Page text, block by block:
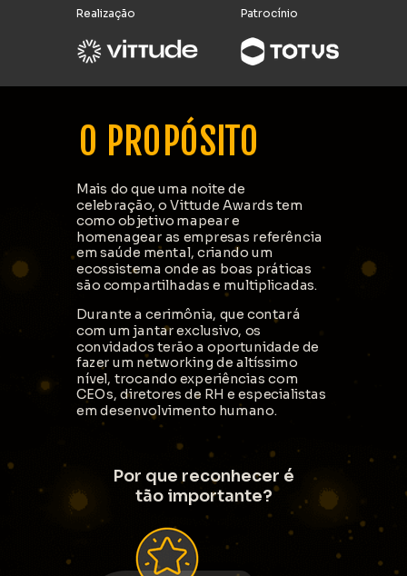
O PROPÓSITO
Mais do que uma noite de
celebração,o Vittude Awards tem
como objetivo mapear e
homenagear as empresas referência
em saúde mental, criando um
ecossistema onde as boas práticas
são compartilhadas e multiplicadas.
Durante a cerimônia, que contará
com um jantar exclusivo, os
convidados terão a oportunidade de
fazer um networking de altíssimo
nível, trocando experiências com
CEOs, diretores de RH e especialistas
em desenvolvimento humano.
Por que reconhecer é
tão importante?
Realização Patrocínio